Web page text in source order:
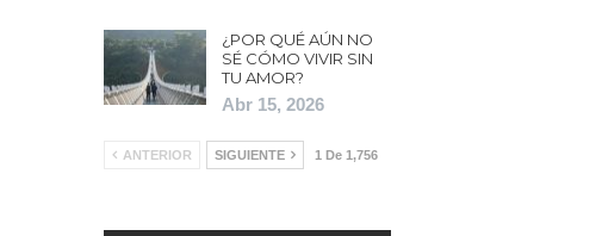
¿POR QUÉ AÚN NO
SÉ CÓMO VIVIR SIN
TU AMOR?
Abr 15, 2026
ANTERIOR SIGUIENTE 1 De 1,756